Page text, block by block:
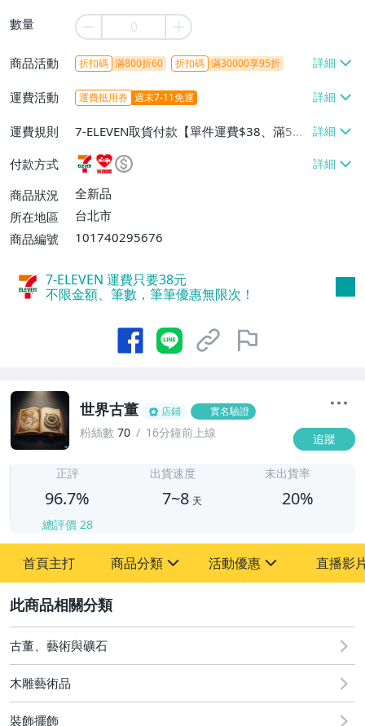
數量
商品活動 折扣碼 滿800折60 折扣碼 滿30000享95折
運費活動 運費抵用券 週末7-11免運
運費規則
7-ELEVEN取貨付款【單件運費$38、滿5件
或消費滿$1298免運費】、7-ELEVEN取貨
不付款【免運費】、萊爾富取貨付款【單件
運費$60、滿5件或消費滿$1298免運
費】、宅配/貨運【單件運費$120、滿5件
付款方式
商品狀況
全新品
所在地區
台北市
商品編號
101740295676
7-ELEVEN 運費只要38元
不限金額、筆數，筆筆優惠無限次！
世界古董 店鋪 實名驗證
粉絲數 70 16分鐘前上線 追蹤
正評
96.7%
總評價 28
出貨速度
7~8 天
未出貨率
20%
首頁主打 商品分類
其它
活動優惠
[全店] 粉絲專享
[全店] 周年慶
直播影
古董、藝術與礦石
木雕藝術品
裝飾擺飾